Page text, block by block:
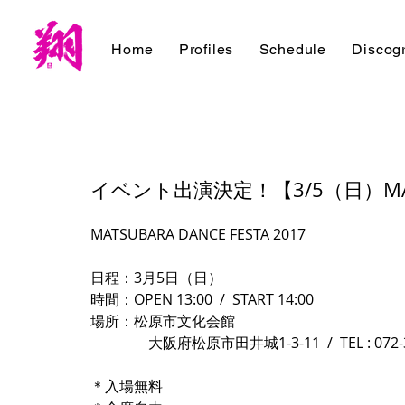
Home Profiles Schedule
イベント出演決定！【3/5（日）
MATSUBARA DANCE FESTA 2017
日程：3月5日（日）
時間：OPEN 13:00  /  START 14:00
場所：松原市文化会館
大阪府松原市田井城1-3-11  /  TEL : 072-
＊入場無料